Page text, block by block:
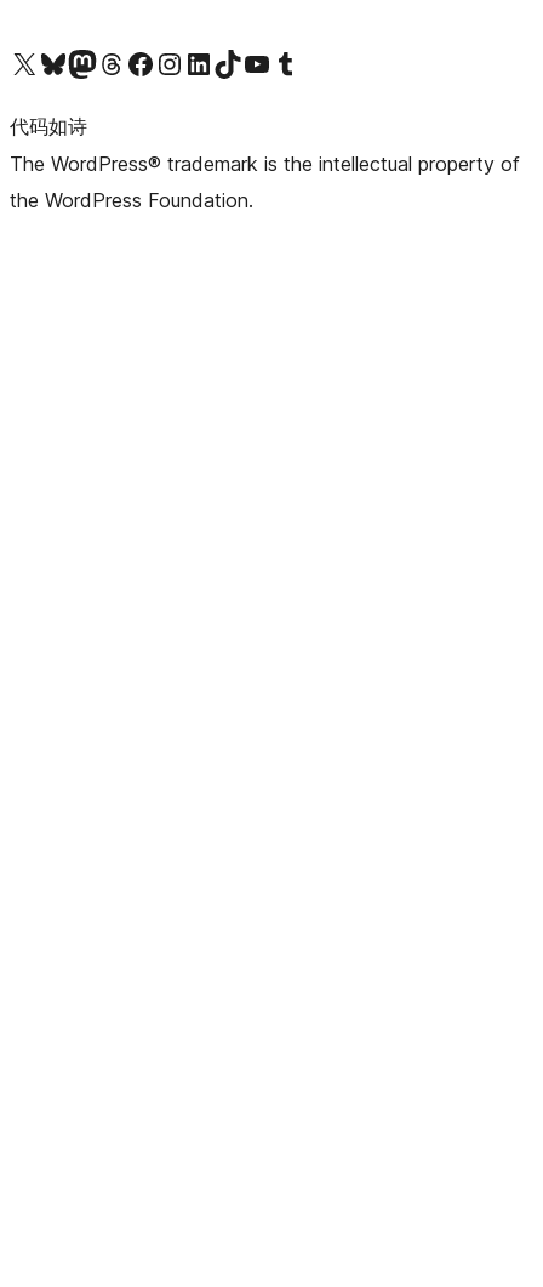
关注我们的 X（原 Twitter）账号访问我们的 Bluesky 账号关注我们的 Mastodon 账号访问我们的 Threads 账号 访问我们的 Facebook 公共主页关注我们的 Instagram 账号 关注我们的 LinkedIn 主页访问我们的 TikTok 账号访问我们的 YouTube 频道 访问我们的 Tumblr 账号
代码如诗
The WordPress® trademark is the intellectual property of
the WordPress Foundation.